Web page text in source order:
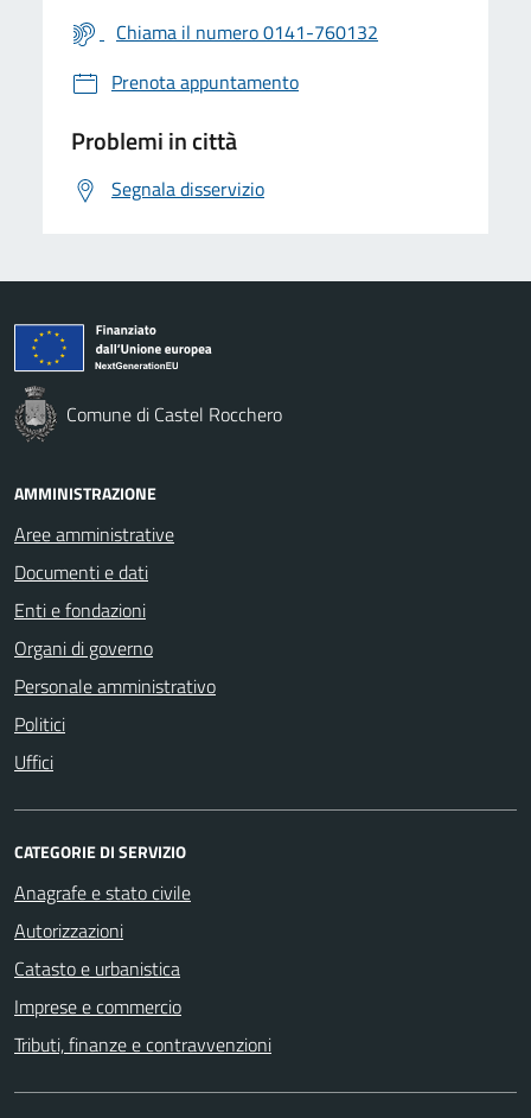
Chiama il numero 0141-760132
Prenota appuntamento
Problemi in città
Segnala disservizio
Comune di Castel Rocchero
AMMINISTRAZIONE
Aree amministrative
Documenti e dati
Enti e fondazioni
Organi di governo
Personale amministrativo
Politici
Uffici
CATEGORIE DI SERVIZIO
Anagrafe e stato civile
Autorizzazioni
Catasto e urbanistica
Imprese e commercio
Tributi, finanze e contravvenzioni